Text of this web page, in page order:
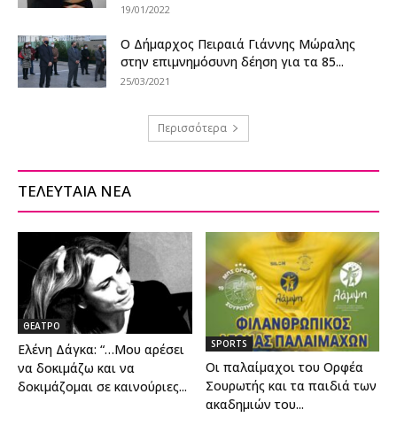
19/01/2022
Ο Δήμαρχος Πειραιά Γιάννης Μώραλης
στην επιμνημόσυνη δέηση για τα 85...
25/03/2021
Περισσότερα
ΤΕΛΕΥΤΑΙΑ ΝΕΑ
ΘΕΑΤΡΟ
Ελένη Δάγκα: “…Μου αρέσει
να δοκιμάζω και να
δοκιμάζομαι σε καινούριες...
SPORTS
Οι παλαίμαχοι του Ορφέα
Σουρωτής και τα παιδιά των
ακαδημιών του...